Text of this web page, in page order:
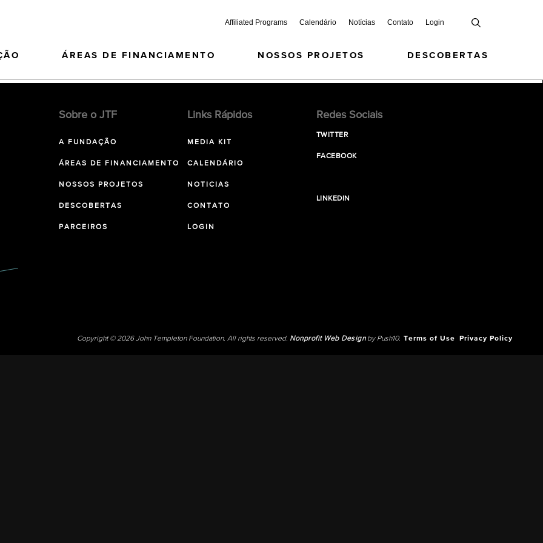
Affiliated Programs Calendário Notícias Contato Login
ÁREAS DE FINANCIAMENTO NOSSOS PROJETOS DESCOBERTAS
Sobre o JTF
A FUNDAÇÃO
ÁREAS DE FINANCIAMENTO
NOSSOS PROJETOS
DESCOBERTAS
PARCEIROS
Links Rápidos
MEDIA KIT
CALENDÁRIO
NOTICIAS
CONTATO
LOGIN
Redes Sociais
TWITTER
FACEBOOK
LINKEDIN
Copyright © 2026 John Templeton Foundation. All rights reserved. Nonprofit Web Designby Push10. Terms of Use Privacy Policy